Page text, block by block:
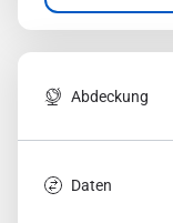
Abdeckung
Daten